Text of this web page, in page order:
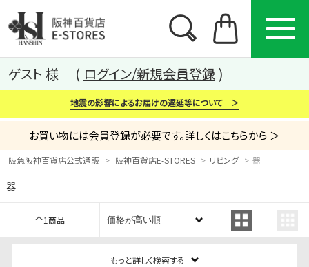
カテゴリー ブランド 特集
から探す
ゲスト 様 ログイン/新規会員登録
地震の影響によるお届けの遅延等について ＞
お買い物には会員登録が必要です。詳しくはこちらから ＞
阪急阪神百貨店公式通販 阪神百貨店E-STORES リビング 器
器
全1商品
もっと詳しく検索する